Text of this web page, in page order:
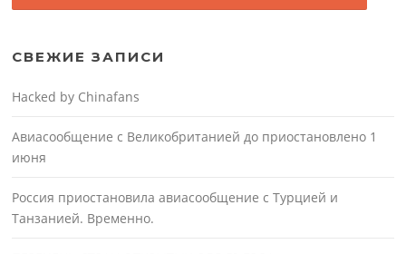
СВЕЖИЕ ЗАПИСИ
Hacked by Chinafans
Авиасообщение с Великобританией до приостановлено 1
июня
Россия приостановила авиасообщение с Турцией и
Танзанией. Временно.